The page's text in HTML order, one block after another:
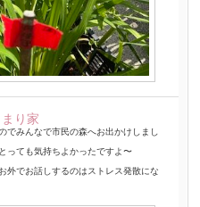
まり家
でみんなで市民の森へお出かけしまし
っても気持ちよかったですよ〜
外でお話しするのはストレス発散にな